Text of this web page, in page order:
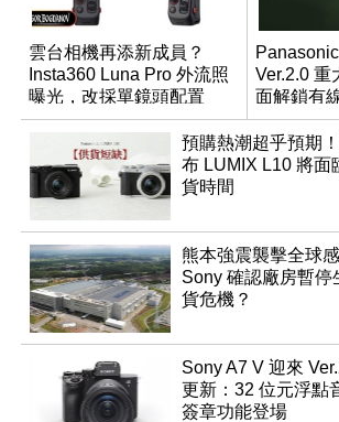
雲台相機再添新成員？
Insta360 Luna Pro 外流照
曝光，改採單鏡頭配置
Ver.2.0 重
面解鎖有
調編輯
預購熱潮超乎預期
布 LUMIX L10 將面
貨時間
熊本強震襲擊全球
Sony 確認廠房暫停
貨危機？
Sony A7 V 迎來
更新：32 位元浮點
簽章功能登場